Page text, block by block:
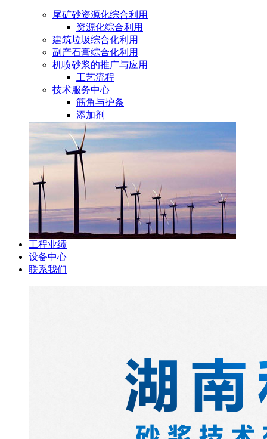
尾矿砂资源化综合利用
资源化综合利用
建筑垃圾综合化利用
副产石膏综合化利用
机喷砂浆的推广与应用
工艺流程
技术服务中心
筋角与护条
添加剂
工程业绩
设备中心
联系我们